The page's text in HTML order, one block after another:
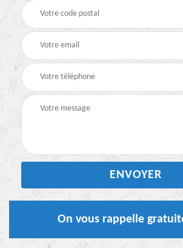
On vous rappelle